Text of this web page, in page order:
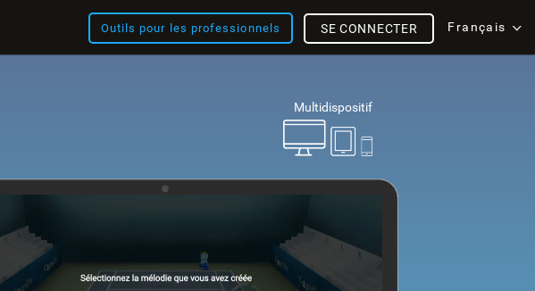
Outils pour les professionnels Français
SE CONNECTER
Multidispositif